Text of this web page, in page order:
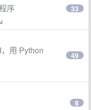
序 33
用 Python
49
8